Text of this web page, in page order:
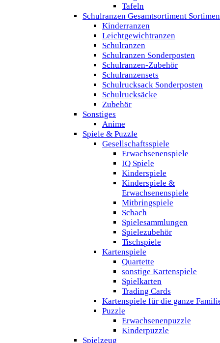
Tafeln
Schulranzen Gesamtsortiment
Kinderranzen
Leichtgewichtranzen
Schulranzen
Schulranzen Sonderposten
Schulranzen-Zubehör
Schulranzensets
Schulrucksack Sonderposten
Schulrucksäcke
Zubehör
Sonstiges
Anime
Spiele & Puzzle
Gesellschaftsspiele
Erwachsenenspiele
IQ Spiele
Kinderspiele
Kinderspiele &
Erwachsenenspiele
Mitbringspiele
Schach
Spielesammlungen
Spielezubehör
Tischspiele
Kartenspiele
Quartette
sonstige Kartenspiele
Spielkarten
Trading Cards
Kartenspiele für die ganze
Puzzle
Erwachsenenpuzzle
Kinderpuzzle
Spielzeug